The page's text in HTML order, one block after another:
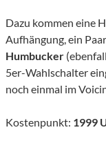
Dazu kommen eine
Aufhängung, ein Paar
Humbucker
5er-Wahlschalter
noch einmal im
Kostenpunkt: 1999